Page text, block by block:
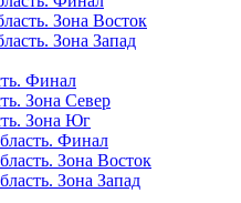
Зона Восток
Зона Запад
Финал
Зона Север
Зона Юг
Финал
Зона Восток
Зона Запад